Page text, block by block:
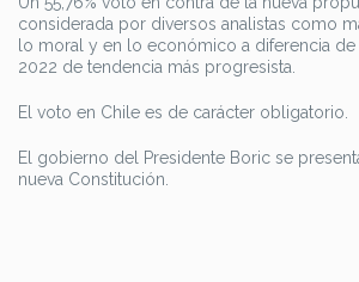
considerada por diversos analistas como
lo moral y en lo económico a diferencia de
2022 de tendencia más progresista.
El voto en Chile es de carácter obligatorio.
El gobierno del Presidente Boric se
nueva Constitución.